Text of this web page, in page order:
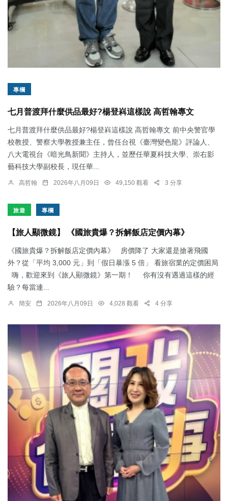
專欄
七月普渡拜什麼供品最好?楊登嵙這樣說 高哲翰專文
七月普渡拜什麼供品最好?楊登嵙這樣說 高哲翰專文 前中央警官學
校教授、警察大學教授兼主任，曾任台視《臺灣變色龍》評論人、
八大電視台《暗光鳥新聞》主持人，並歷任華夏科技大學、崇右影
藝科技大學副校長，現任華...
高哲翰 2026年八月09日 49,150 觀看 3 分享
旅遊 專欄
【旅人顯微鏡】 《國旅貴爆？拆解飯店定價內幕》
《國旅貴爆？拆解飯店定價內幕》 房價降了 大家還是搶著飛國
外？從「平均 3,000 元」到「假日暴漲 5 倍」 看旅宿業的定價困局
嗨，歡迎來到《旅人顯微鏡》第一期！ 你有沒有遇過這樣的經
驗？每當連...
簡安 2026年八月09日 4,028 觀看 4 分享